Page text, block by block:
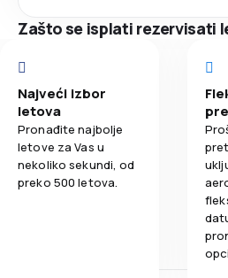
Zašto se isplati rezervisati
Najveći izbor
letova
Pronađite najbolje
letove za Vas u
nekoliko sekundi, od
preko 500 letova.